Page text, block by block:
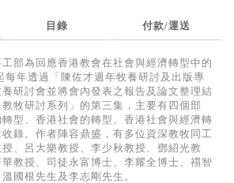
目錄 付款/運送
部為回應香港教會在社會與經濟轉型中的
每年透過「陳佐才週年牧養研討及出版專
研討會並將會內發表之報告及論文整理結
牧研討系列」的第三集，主要有四個部
型、香港社會的轉型、香港社會與經濟轉
錄。作者陣容鼎盛，有多位資深教牧同工
、呂大樂教授、李少秋教授、鄧紹光教
教授、司徒永富博士、李耀全博士、禤智
國根先生及李志剛先生。